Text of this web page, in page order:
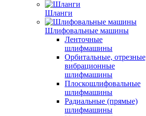
Шланги
Шлифовальные машины
Ленточные
шлифмашины
Орбитальные,
вибрационные
шлифмашины
Плоскошлифовальные
шлифмашины
Радиальные (прямые)
шлифмашины